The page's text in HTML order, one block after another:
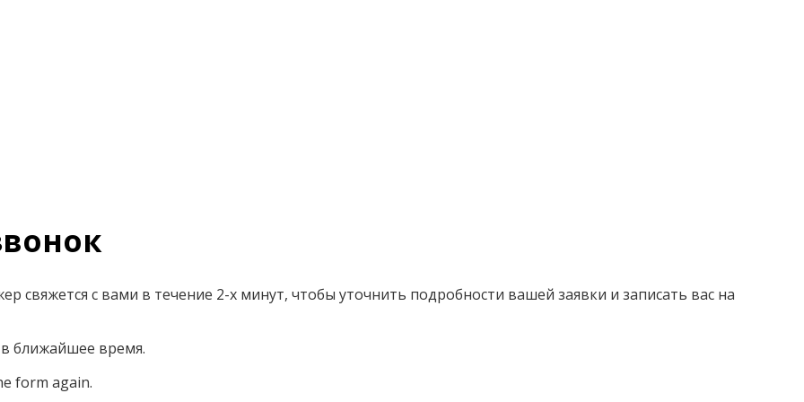
с вами в течение 2-х минут, чтобы уточнить подробности вашей заявки и записать вас на
ближайшее время.
form again.